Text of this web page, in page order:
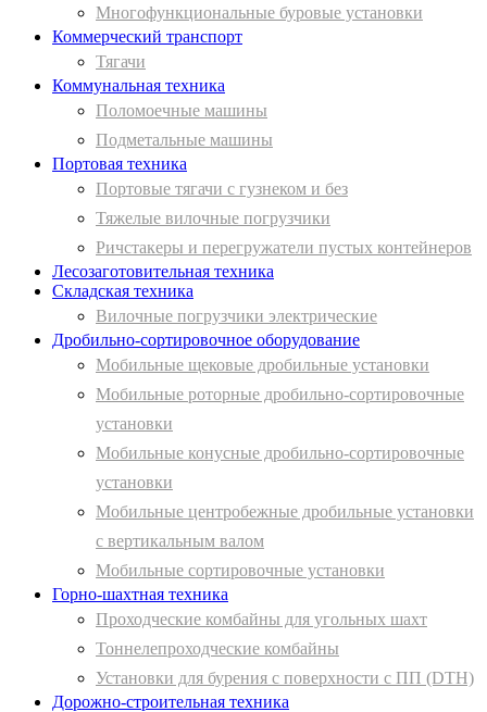
Многофункциональные буровые установки
Коммерческий транспорт
Тягачи
Коммунальная техника
Поломоечные машины
Подметальные машины
Портовая техника
Портовые тягачи с гузнеком и без
Тяжелые вилочные погрузчики
Ричстакеры и перегружатели пустых контейнеров
Лесозаготовительная техника
Складская техника
Вилочные погрузчики электрические
Дробильно-сортировочное оборудование
Мобильные щековые дробильные установки
Мобильные роторные дробильно-сортировочные
установки
Мобильные конусные дробильно-сортировочные
установки
Мобильные центробежные дробильные установки
с вертикальным валом
Мобильные сортировочные установки
Горно-шахтная техника
Проходческие комбайны для угольных шахт
Тоннелепроходческие комбайны
Установки для бурения с поверхности с ПП (DTH)
Дорожно-строительная техника